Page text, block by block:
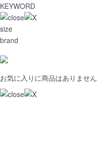
KEYWORD
size
brand
お気に入りに商品はありません